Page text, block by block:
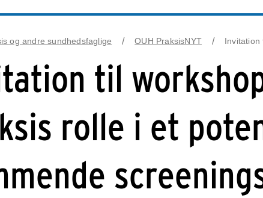
og andre sundhedsfaglige OUH PraksisNYT Invitation
til
rolle i et